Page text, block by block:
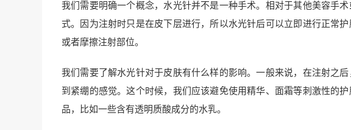
我们需要明确一个概念，水光针并不是一种手术。相对于其他美容手
式。因为注射时只是在皮下层进行，所以水光针后可以立即进行正常
或者摩擦注射部位。
我们需要了解水光针对于皮肤有什么样的影响。一般来说，在注射之
到紧绷的感觉。这个时候，我们应该避免使用精华、面霜等刺激性的
品，比如一些含有透明质酸成分的水乳。